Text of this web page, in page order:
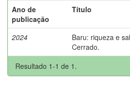
Ano de
publicação
Título
2024
Baru: riqueza e
Cerrado.
Resultado 1-1 de 1.